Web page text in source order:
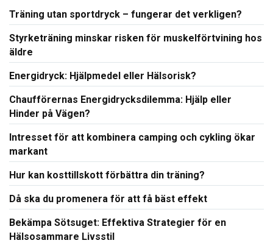
Träning utan sportdryck – fungerar det verkligen?
Styrketräning minskar risken för muskelförtvining hos
äldre
Energidryck: Hjälpmedel eller Hälsorisk?
Chaufförernas Energidrycksdilemma: Hjälp eller
Hinder på Vägen?
Intresset för att kombinera camping och cykling ökar
markant
Hur kan kosttillskott förbättra din träning?
Då ska du promenera för att få bäst effekt
Bekämpa Sötsuget: Effektiva Strategier för en
Hälsosammare Livsstil